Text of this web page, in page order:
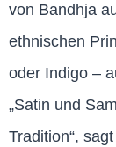
von Bandhja
ethnischen
oder Indigo –
„Satin und
Tradition“,